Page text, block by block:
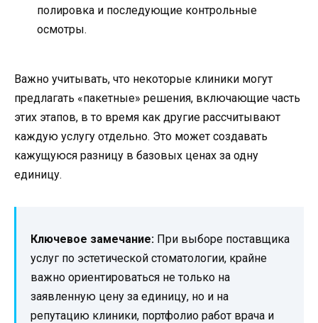
полировка и последующие контрольные
осмотры.
Важно учитывать, что некоторые клиники могут
предлагать «пакетные» решения, включающие часть
этих этапов, в то время как другие рассчитывают
каждую услугу отдельно. Это может создавать
кажущуюся разницу в базовых ценах за одну
единицу.
Ключевое замечание: При выборе поставщика
услуг по эстетической стоматологии, крайне
важно ориентироваться не только на
заявленную цену за единицу, но и на
репутацию клиники, портфолио работ врача и